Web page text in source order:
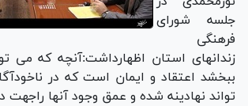
جلسه شورای
فرهنگی
زندانهای استان اظهارداشت:آنچه كه می
ببخشد اعتقاد و ایمان است كه در
تواند نهادینه شده و عمق وجود آنها راجهت